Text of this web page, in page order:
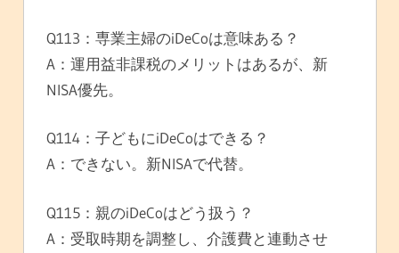
Q113：専業主婦のiDeCoは意味ある？
A：運用益非課税のメリットはあるが、新
NISA優先。
Q114：子どもにiDeCoはできる？
A：できない。新NISAで代替。
Q115：親のiDeCoはどう扱う？
A：受取時期を調整し、介護費と連動させ